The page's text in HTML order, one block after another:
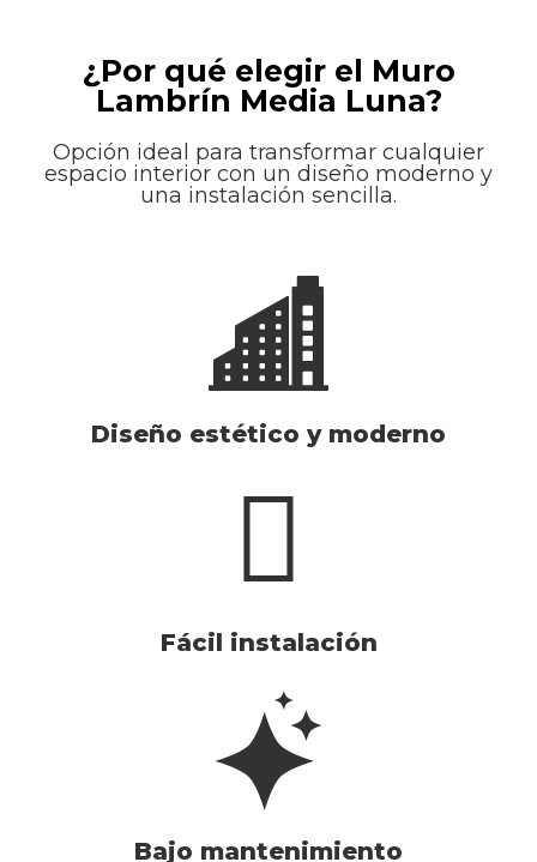
¿Por qué elegir el Muro
Lambrín Media Luna?
Opción ideal para transformar cualquier
espacio interior con un diseño moderno y
una instalación sencilla.
Diseño estético y moderno
Fácil instalación
Bajo mantenimiento